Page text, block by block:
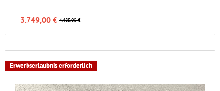
4.485,00 €
3.749,00 €
Erwerbserlaubnis erforderlich